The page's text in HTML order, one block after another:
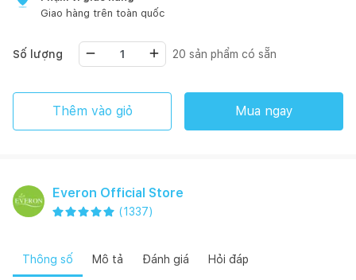
Giao hàng trên toàn quốc
Số lượng 20 sản phẩm có sẵn
Thêm vào giỏ Mua ngay
Everon Official Store
(1337)
Thông số Mô tả Đánh giá Hỏi đáp